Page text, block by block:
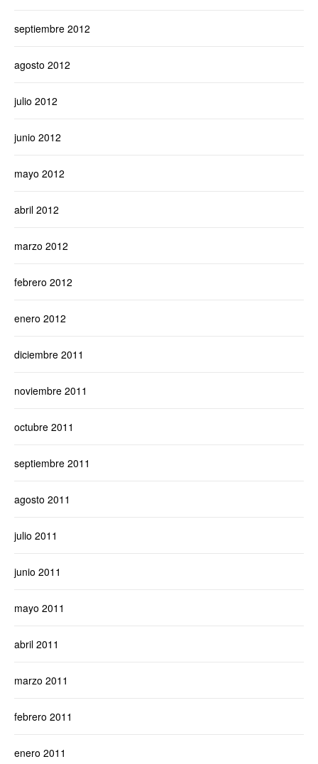
septiembre 2012
agosto 2012
julio 2012
junio 2012
mayo 2012
abril 2012
marzo 2012
febrero 2012
enero 2012
diciembre 2011
noviembre 2011
octubre 2011
septiembre 2011
agosto 2011
julio 2011
junio 2011
mayo 2011
abril 2011
marzo 2011
febrero 2011
enero 2011